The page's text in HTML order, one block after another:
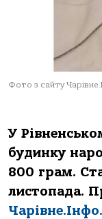
Фото з сайту
У
будинку
800 грам.
листопада.
Чарівне.Інфо.